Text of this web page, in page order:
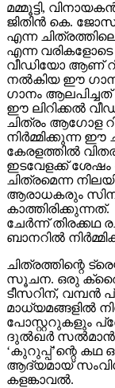
മമ്മൂട്ടി,
ജിതിൻ കെ. ജോസ്
എന്ന
എന്ന വരികളോടെ
വീഡിയോ ആണ്
നൽകിയ ഈ
ഗാനം
ഈ ലിറിക്കൽ
ചിത്രം ആഗോള
നിർമ്മിക്കുന്ന ഈ
കേരളത്തിൽ
ഇടവേളക്ക് ശേഷം
ചിത്രമെന്ന
ആരാധകരും
ചേർന്ന് തിരക്കഥ
ബാനറിൽ
ചിത്രത്തിന്റെ
സൂചന. ഒരു ക്രൈം
ടീസറിന്,
മാധ്യമങ്ങളിൽ
പോസ്റ്ററുകളും
ദുൽഖർ സൽമാൻ
‘കുറുപ്പ്’ന്റെ കഥ
ആദ്യമായ്
കളങ്കാവൽ.